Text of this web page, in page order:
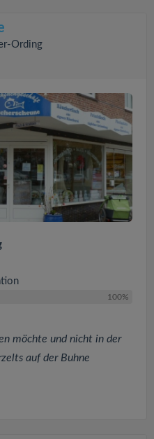
Ording
100%
möchte und nicht in der
auf der Buhne